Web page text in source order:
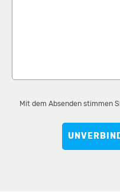
Mit dem Absenden stimmen